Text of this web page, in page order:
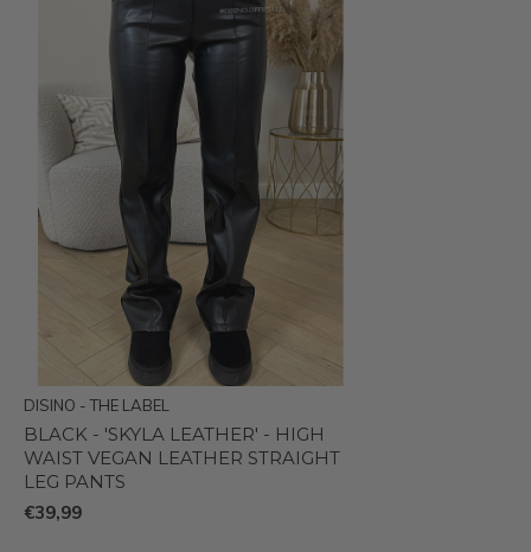
DISINO - THE LABEL
BLACK - 'SKYLA LEATHER' - HIGH
WAIST VEGAN LEATHER STRAIGHT
LEG PANTS
€39,99